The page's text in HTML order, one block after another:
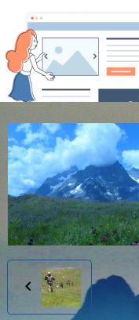
randonnée et
2014-08-